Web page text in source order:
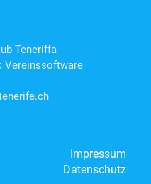
Teneriffa
Vereinssoftware
Impressum
Datenschutz